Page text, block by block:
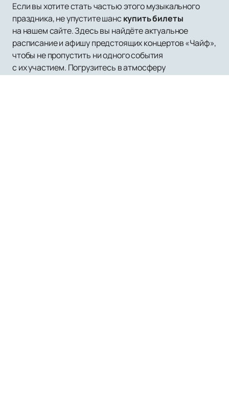
Если вы хотите стать частью этого музыкального
праздника, не упустите шанскупить билеты
на нашем сайте. Здесь вы найдёте актуальное
расписание и афишу предстоящих концертов «Чайф»,
чтобы не пропустить ни одного события
с их участием. Погрузитесь в атмосферу